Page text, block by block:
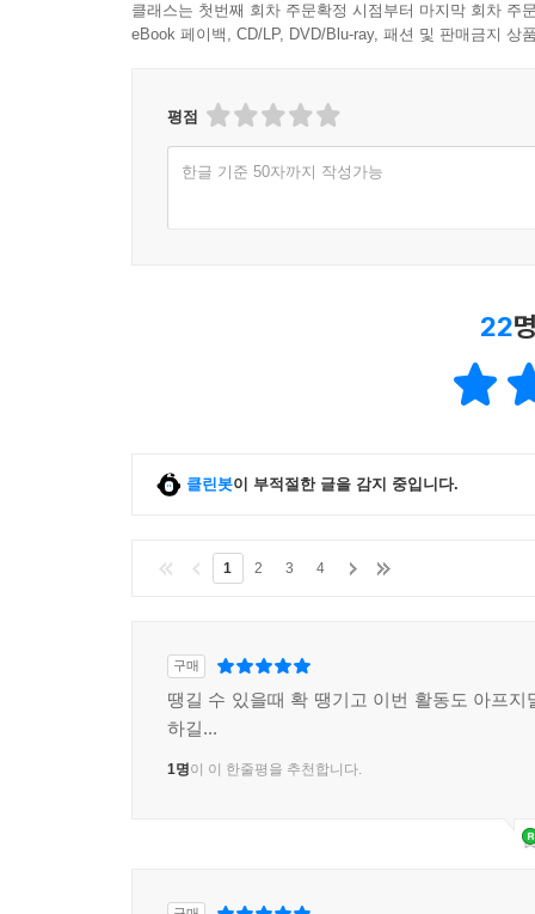
클래스는 첫번째 회차 주문확정 시점부터 마지막 회차 주
eBook 페이백, CD/LP, DVD/Blu-ray, 패션 및 판매금지 상
평점
한글 기준 50자까지 작성가능
22
클린봇이 부적절한 글을 감지 중입니다.
1 2 3 4
구매
땡길 수 있을때 확 땡기고 이번 활동도 아프지
하길...
1명이 이 한줄평을 추천합니다.